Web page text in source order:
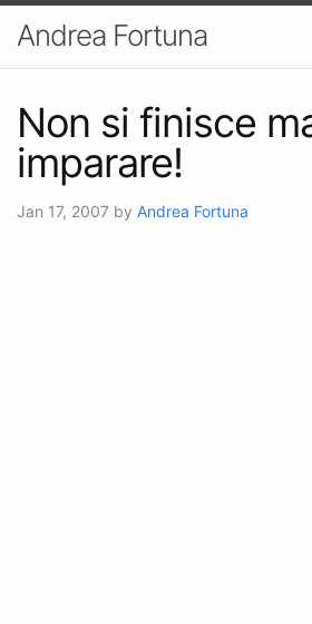
Andrea Fortuna
Non si finisce
imparare!
Jan 17, 2007 by Andrea Fortuna